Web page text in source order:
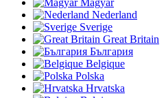
Nederland
Sverige
Great Britain
България
Belgique
Polska
Hrvatska